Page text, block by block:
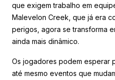
que exigem trabalho em
Malevelon Creek, que já era
perigos, agora se transforma
ainda mais dinâmico.
Os jogadores podem esperar
até mesmo eventos que